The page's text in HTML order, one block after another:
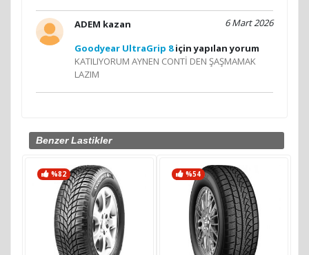
6 Mart 2026
ADEM kazan
Goodyear UltraGrip 8için yapılan yorum
KATILIYORUM AYNEN CONTİ DEN ŞAŞMAMAK
LAZIM
Benzer Lastikler
%82 %54